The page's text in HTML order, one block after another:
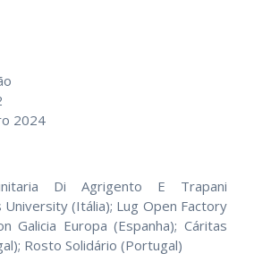
2024
Di Agrigento E Trapani
University (Itália); Lug Open Factory
Galicia Europa (Espanha); Cáritas
Rosto Solidário (Portugal)